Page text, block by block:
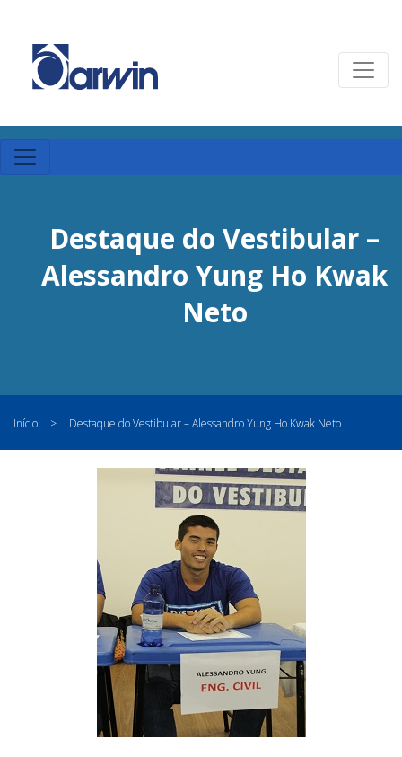
Destaque do Vestibular –
Alessandro Yung Ho Kwak
Neto
Início > Destaque do Vestibular – Alessandro Yung Ho Kwak Neto